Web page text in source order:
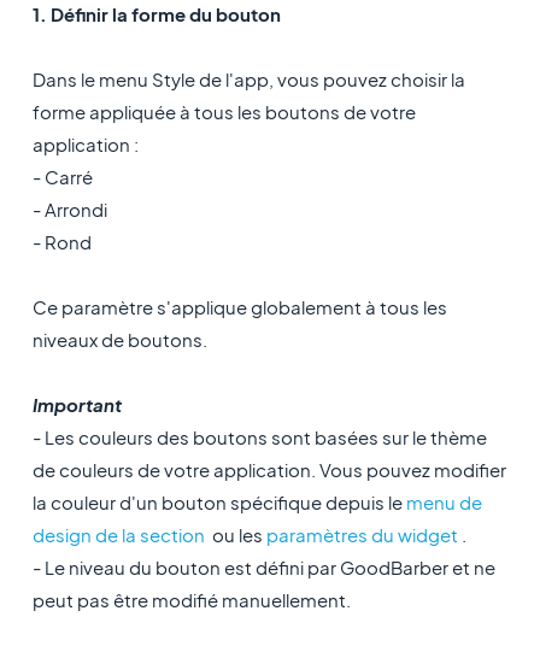
1. Définir la forme du bouton
Dans le menu Style de l'app, vous pouvez choisir la
forme appliquée à tous les boutons de votre
application :
- Carré
- Arrondi
- Rond
Ce paramètre s'applique globalement à tous les
niveaux de boutons.
Important
- Les couleurs des boutons sont basées sur le thème
de couleurs de votre application. Vous pouvez modifier
la couleur d'un bouton spécifique depuis le menu de
design de la section ou les paramètres du widget
- Le niveau du bouton est défini par GoodBarber et ne
peut pas être modifié manuellement.